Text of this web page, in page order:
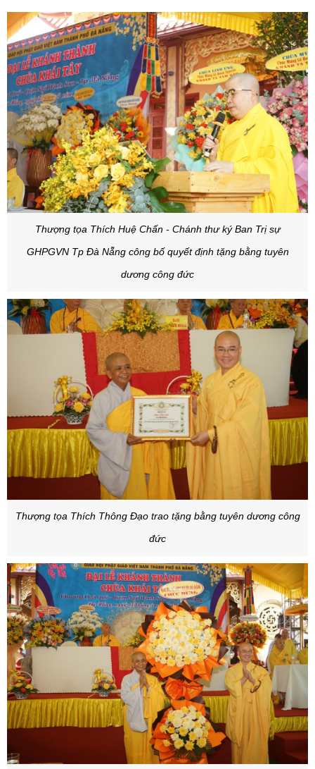
Thượng tọa Thích Huệ Chấn - Chánh thư ký Ban Trị sự
GHPGVN Tp Đà Nẵng công bố quyết định tặng bằng tuyên
dương công đức
Thượng tọa Thích Thông Đạo trao tặng bằng tuyên dương công
đức